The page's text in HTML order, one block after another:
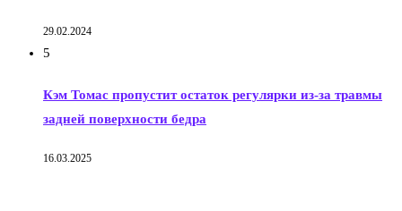
29.02.2024
5
Кэм Томас пропустит остаток регулярки из-за травмы
задней поверхности бедра
16.03.2025